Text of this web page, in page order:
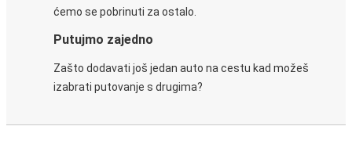
ćemo se pobrinuti za ostalo.
Putujmo zajedno
Zašto dodavati još jedan auto na cestu kad možeš
izabrati putovanje s drugima?